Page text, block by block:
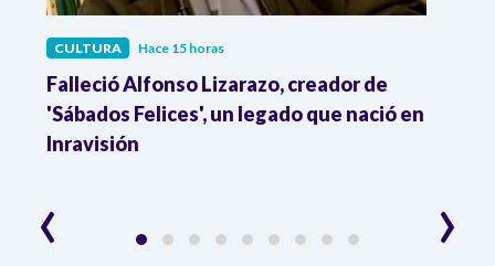
CULTURA Hace 15 horas
Falleció Alfonso Lizarazo, creador de
'Sábados Felices', un legado que nació en
Inravisión
‹ ›